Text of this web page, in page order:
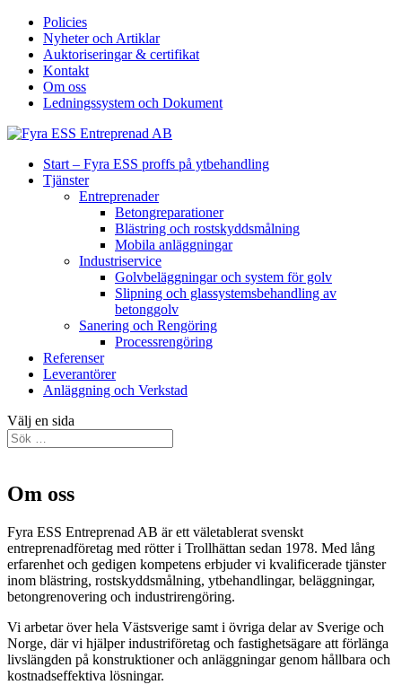
Policies
Nyheter och Artiklar
Auktoriseringar & certifikat
Kontakt
Om oss
Ledningssystem och Dokument
Start – Fyra ESS proffs på ytbehandling
Tjänster
Entreprenader
Betongreparationer
Blästring och rostskyddsmålning
Mobila anläggningar
Industriservice
Golvbeläggningar och system för golv
Slipning och glassystemsbehandling av
betonggolv
Sanering och Rengöring
Processrengöring
Referenser
Leverantörer
Anläggning och Verkstad
Välj en sida
Om oss
Fyra ESS Entreprenad AB är ett väletablerat svenskt
entreprenadföretag med rötter i Trollhättan sedan 1978. Med lång
erfarenhet och gedigen kompetens erbjuder vi kvalificerade tjänster
inom blästring, rostskyddsmålning, ytbehandlingar, beläggningar,
betongrenovering och industrirengöring.
Vi arbetar över hela Västsverige samt i övriga delar av Sverige och
Norge, där vi hjälper industriföretag och fastighetsägare att förlänga
livslängden på konstruktioner och anläggningar genom hållbara och
kostnadseffektiva lösningar.